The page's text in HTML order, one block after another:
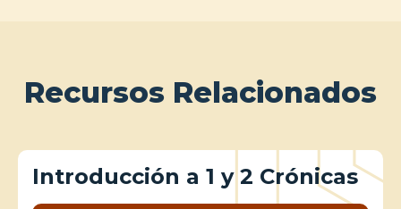
Recursos Relacionados
Introducción a 1 y 2 Crónicas